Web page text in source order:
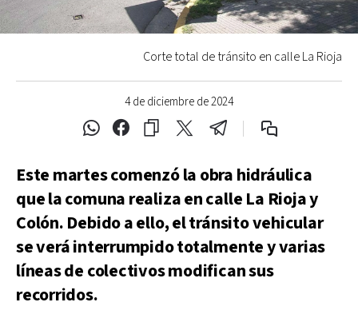
4 de diciembre de 2024
Corte total de tránsito en calle La Rioja
Este martes comenzó la obra hidráulica
que la comuna realiza en calle La Rioja y
Colón. Debido a ello, el tránsito vehicular
se verá interrumpido totalmente y varias
líneas de colectivos modifican sus
recorridos.